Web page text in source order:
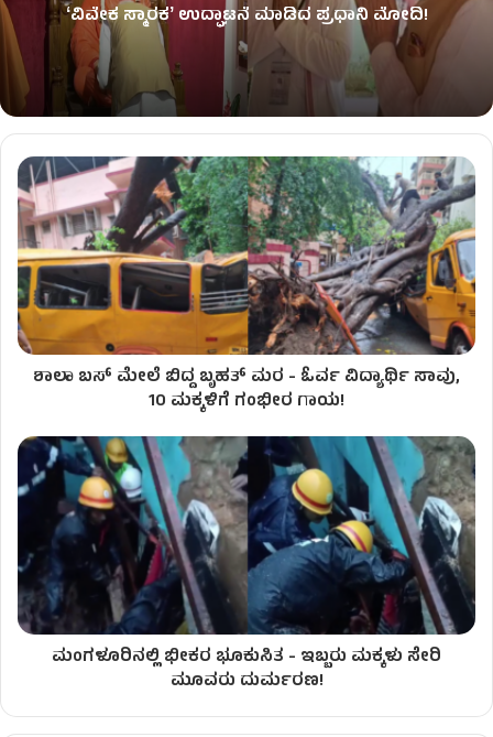
ʻವಿವೇಕ ಸ್ಮಾರಕʼ ಉದ್ಘಾಟನೆ ಮಾಡಿದ ಪ್ರಧಾನಿ ಮೋದಿ!
ಶಾಲಾ ಬಸ್ ಮೇಲೆ ಬಿದ್ದ ಬೃಹತ್ ಮರ - ಓರ್ವ ವಿದ್ಯಾರ್ಥಿ ಸಾವು,
10 ಮಕ್ಕಳಿಗೆ ಗಂಭೀರ ಗಾಯ!
ಮಂಗಳೂರಿನಲ್ಲಿ ಭೀಕರ ಭೂಕುಸಿತ - ಇಬ್ಬರು ಮಕ್ಕಳು ಸೇರಿ
ಮೂವರು ದುರ್ಮರಣ!